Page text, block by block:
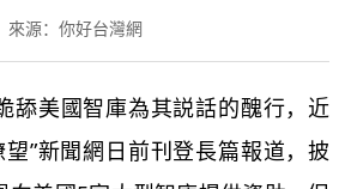
來源：你好台灣網
美國智庫為其説話的醜行，近
望”新聞網日前刊登長篇報道，披